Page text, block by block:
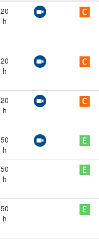
20
h
20
h
20
h
50
h
50
h
50
h